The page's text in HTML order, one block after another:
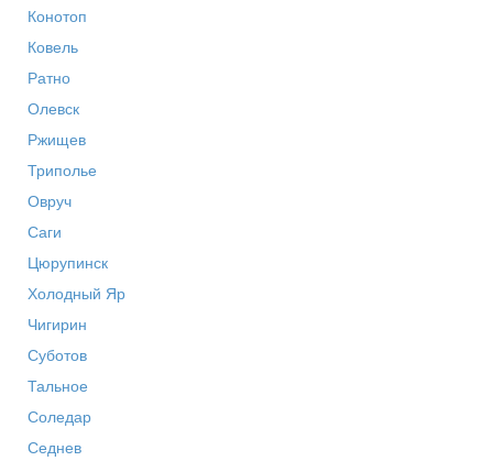
Конотоп
Ковель
Ратно
Олевск
Ржищев
Триполье
Овруч
Саги
Цюрупинск
Холодный Яр
Чигирин
Суботов
Тальное
Соледар
Седнев